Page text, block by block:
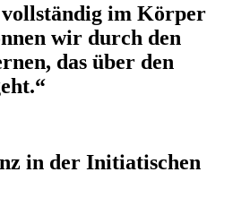
im Körper
wir durch den
das über den
“
in der Initiatischen